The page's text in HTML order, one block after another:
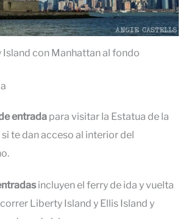
Island con Manhattan al fondo
entrada para visitar la Estatua de la
te dan acceso al interior del
incluyen el ferry de ida y vuelta
Liberty Island y Ellis Island y